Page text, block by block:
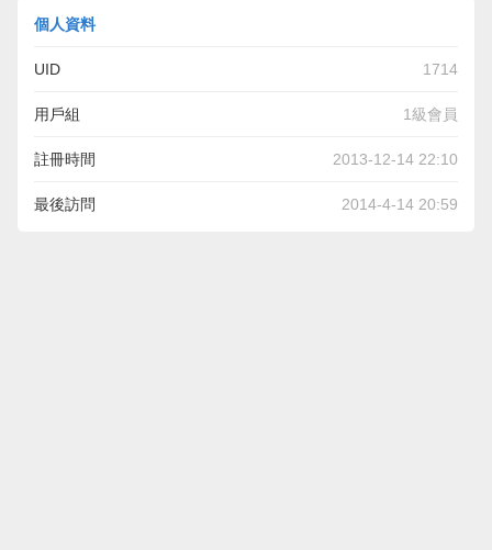
個人資料
UID 1714
用戶組 1級會員
註冊時間 2013-12-14 22:10
最後訪問 2014-4-14 20:59